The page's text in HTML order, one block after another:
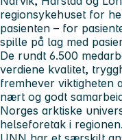
regionsykehuset for
pasienten – for
spille på lag med
De rundt 6.500
verdiene kvalitet,
fremhever viktigheten
nært og godt
Norges arktiske
helseforetak i regionen.